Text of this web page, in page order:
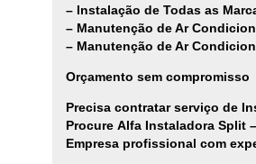
– Instalação de Todas as
– Manutenção de Ar
– Manutenção de Ar
Orçamento sem compromisso
Precisa contratar serviço de
Procure Alfa Instaladora Split
Empresa profissional com